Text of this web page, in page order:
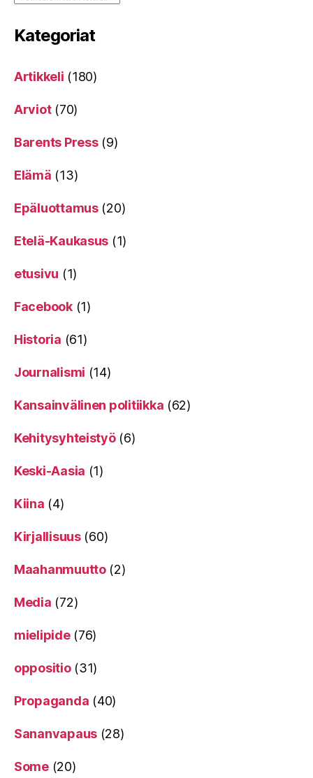
Kategoriat
Artikkeli (180)
Arviot(70)
Barents Press(9)
Elämä (13)
Epäluottamus(20)
Etelä-Kaukasus (1)
etusivu (1)
Facebook(1)
Historia (61)
Journalismi (14)
Kansainvälinen politiikka (62)
Kehitysyhteistyö(6)
Keski-Aasia (1)
Kiina (4)
Kirjallisuus(60)
Maahanmuutto(2)
Media (72)
mielipide(76)
oppositio(31)
Propaganda (40)
Sananvapaus (28)
Some(20)